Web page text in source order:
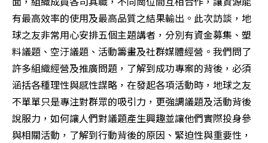
有最高效率的使用及最高品質之結果輸出。此次訪談，地
球之友非常用心安排五個主題講者，分別有資金募集、塑
料議題、空汙議題、活動籌畫及社群媒體經營。我們問了
許多組織經營及推廣問題，了解到成功專案的背後，必須
涵括各種理性與感性謀略，在發起各項活動時，地球之友
不單單只是專注對群眾的吸引力，更強調議題及活動背後
說服力，如何讓人們對議題產生興趣並讓他們實際投身參
與相關活動，了解到行動背後的原因、緊迫性與重要性，